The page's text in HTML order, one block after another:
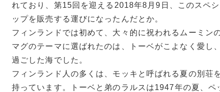
れており、第15回を迎える2018年8月9日、このスペ
ップを販売する運びになったんだとか。
フィンランドでは初めて、大々的に祝われるムーミン
マグのテーマに選ばれたのは、トーベがこよなく愛し
過ごした海でした。
フィンランド人の多くは、モッキと呼ばれる夏の別荘
持っています。トーベと弟のラルスは1947年の夏、ペ